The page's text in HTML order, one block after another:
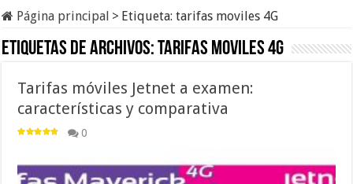
Página principal > Etiqueta:tarifas moviles 4G
Etiquetas de archivos:tarifas moviles 4G
Tarifas móviles Jetnet a examen:
características y comparativa
0